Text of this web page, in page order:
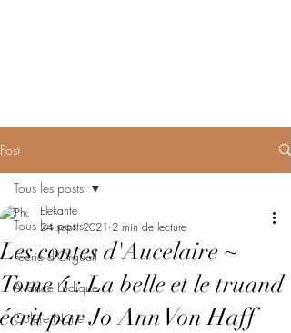
Post
Tous les posts
Féerie d'Orgueil
Avarice Ludique
Colère Noire
Tous les posts
Les contes d'Aucelaire ~
Tome 4 : La belle et le truand
écrit par Jo Ann Von Haff
Elekante
24 sept. 2021 2 min de lecture